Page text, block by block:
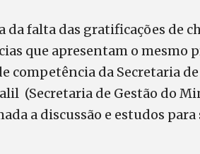
da falta das gratificações de
que apresentam o mesmo
competência da Secretaria de
(Secretaria de Gestão do
a discussão e estudos